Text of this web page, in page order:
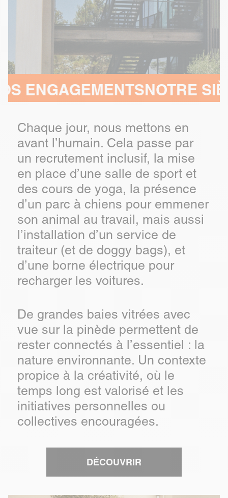
NOTRE SIÈGE, AU
Chaque jour, nous mettons en
avant l’humain. Cela passe par
un recrutement inclusif, la mise
en place d’une salle de sport et
des cours de yoga, la présence
d’un parc à chiens pour emmener
son animal au travail, mais aussi
l’installation d’un service de
traiteur (et de doggy bags), et
d’une borne électrique pour
recharger les voitures.
De grandes baies vitrées avec
vue sur la pinède permettent de
rester connectés à l’essentiel : la
nature environnante. Un contexte
propice à la créativité, où le
temps long est valorisé et les
initiatives personnelles ou
collectives encouragées.
DÉCOUVRIR